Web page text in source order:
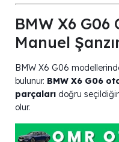
BMW X6 G06 Otomatik /
Manuel
BMW X6 G06 modellerinde farklı şanzıman seçenekleri
bulunur. BMW X6 G06 otomatik / manuel şanzıman
parçaları doğru
olur.